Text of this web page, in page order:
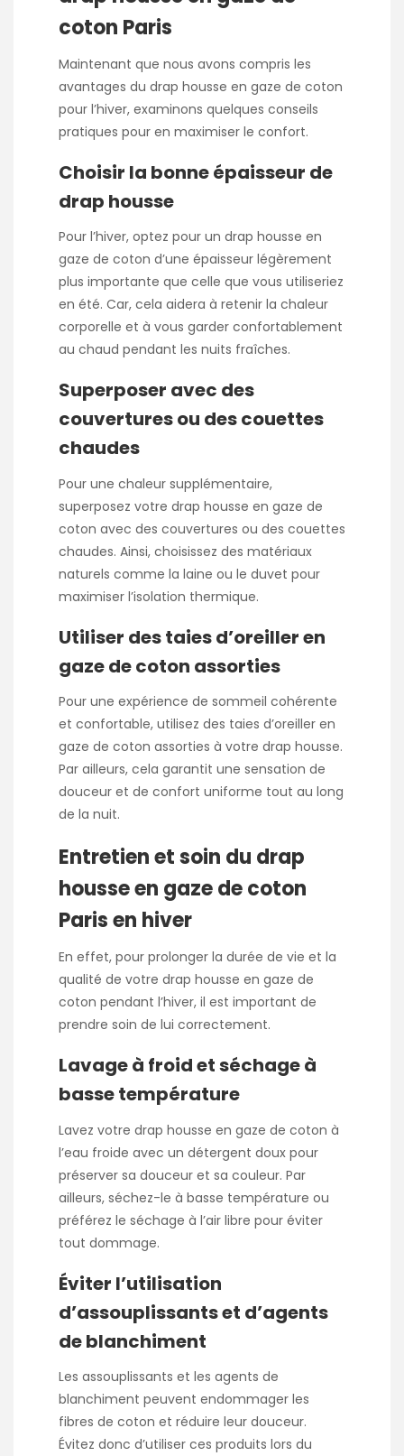
coton Paris
Maintenant que nous avons compris les
avantages du drap housse en gaze de coton
pour l’hiver, examinons quelques conseils
pratiques pour en maximiser le confort.
Choisir la bonne épaisseur de
drap housse
Pour l’hiver, optez pour un drap housse en
gaze de coton d’une épaisseur légèrement
plus importante que celle que vous utiliseriez
en été. Car, cela aidera à retenir la chaleur
corporelle et à vous garder confortablement
au chaud pendant les nuits fraîches.
Superposer avec des
couvertures ou des couettes
chaudes
Pour une chaleur supplémentaire,
superposez votre drap housse en gaze de
coton avec des couvertures ou des couettes
chaudes. Ainsi, choisissez des matériaux
naturels comme la laine ou le duvet pour
maximiser l’isolation thermique.
Utiliser des taies d’oreiller en
gaze de coton assorties
Pour une expérience de sommeil cohérente
et confortable, utilisez des taies d’oreiller en
gaze de coton assorties à votre drap housse.
Par ailleurs, cela garantit une sensation de
douceur et de confort uniforme tout au long
de la nuit.
Entretien et soin du drap
housse en gaze de coton
Paris en hiver
En effet, pour prolonger la durée de vie et la
qualité de votre drap housse en gaze de
coton pendant l’hiver, il est important de
prendre soin de lui correctement.
Lavage à froid et séchage à
basse température
Lavez votre drap housse en gaze de coton à
l’eau froide avec un détergent doux pour
préserver sa douceur et sa couleur. Par
ailleurs, séchez-le à basse température ou
préférez le séchage à l’air libre pour éviter
tout dommage.
Éviter l’utilisation
d’assouplissants et d’agents
de blanchiment
Les assouplissants et les agents de
blanchiment peuvent endommager les
fibres de coton et réduire leur douceur.
Évitez donc d’utiliser ces produits lors du